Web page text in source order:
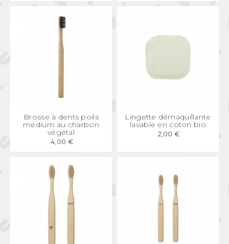
APERÇU RAPIDE
Brosse à dents poils
medium au charbon
végétal
4,00 €
APERÇU RAPIDE
Lingette démaquillante
lavable en coton bio
2,00 €